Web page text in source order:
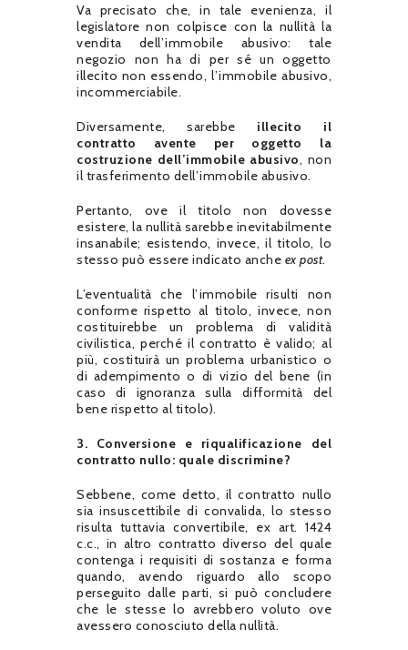
Va precisato che, in tale evenienza, il
legislatore non colpisce con la nullità la
vendita dell’immobile abusivo: tale
negozio non ha di per sé un oggetto
illecito non essendo, l’immobile abusivo,
incommerciabile.
Diversamente, sarebbe illecito il
contratto avente per oggetto la
costruzione dell’immobile abusivo, non
il trasferimento dell’immobile abusivo.
Pertanto, ove il titolo non dovesse
esistere, la nullità sarebbe inevitabilmente
insanabile; esistendo, invece, il titolo, lo
stesso può essere indicato anche ex post.
L’eventualità che l’immobile risulti non
conforme rispetto al titolo, invece, non
costituirebbe un problema di validità
civilistica, perché il contratto è valido; al
più, costituirà un problema urbanistico o
di adempimento o di vizio del bene (in
caso di ignoranza sulla difformità del
bene rispetto al titolo).
3. Conversione e riqualificazione del
contratto nullo: quale discrimine?
Sebbene, come detto, il contratto nullo
sia insuscettibile di convalida, lo stesso
risulta tuttavia convertibile, ex art. 1424
c.c., in altro contratto diverso del quale
contenga i requisiti di sostanza e forma
quando, avendo riguardo allo scopo
perseguito dalle parti, si può concludere
che le stesse lo avrebbero voluto ove
avessero conosciuto della nullità.